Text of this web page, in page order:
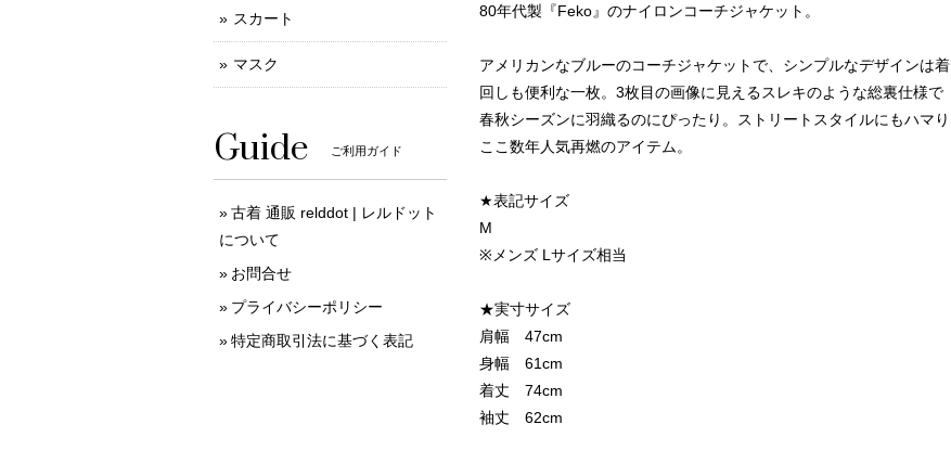
80年代製『Feko』のナイロンコーチジャケット。
アメリカンなブルーのコーチジャケットで、シンプルなデザインは着
回しも便利な一枚。3枚目の画像に見えるスレキのような総裏仕様で
春秋シーズンに羽織るのにぴったり。ストリートスタイルにもハマり
ここ数年人気再燃のアイテム。
★表記サイズ
M
※メンズ Lサイズ相当
★実寸サイズ
肩幅 47cm
身幅 61cm
着丈 74cm
袖丈 62cm
スカート
マスク
Guide ご利用ガイド
古着 通販 relddot | レルドット
について
お問合せ
プライバシーポリシー
特定商取引法に基づく表記